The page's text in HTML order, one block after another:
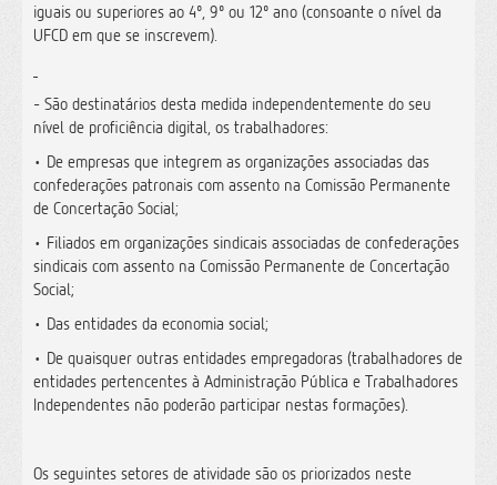
iguais ou superiores ao 4º, 9º ou 12º ano (consoante o nível da
UFCD em que se inscrevem).
- São destinatários desta medida independentemente do seu
nível de proficiência digital, os trabalhadores:
• De empresas que integrem as organizações associadas das
confederações patronais com assento na Comissão Permanente
de Concertação Social;
• Filiados em organizações sindicais associadas de confederações
sindicais com assento na Comissão Permanente de Concertação
Social;
• Das entidades da economia social;
• De quaisquer outras entidades empregadoras (trabalhadores de
entidades pertencentes à Administração Pública e Trabalhadores
Independentes não poderão participar nestas formações).
Os seguintes setores de atividade são os priorizados neste